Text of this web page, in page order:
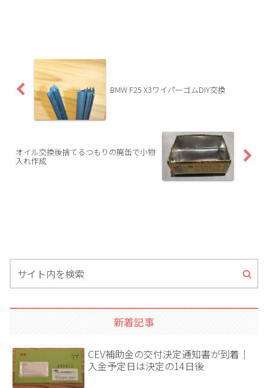
BMW F25 X3ワイパーゴムDIY交換
オイル交換後捨てるつもりの廃缶で小物
入れ作成
新着記事
CEV補助金の交付決定通知書が到着｜
入金予定日は決定の14日後